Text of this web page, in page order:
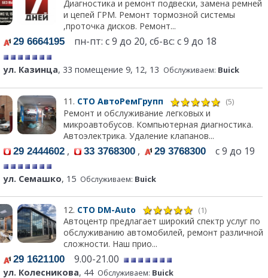
Диагностика и ремонт подвески, замена ремней
и цепей ГРМ. Ремонт тормозной системы
,проточка дисков. Ремонт...
29 6664195 пн-пт: с 9 до 20, сб-вс: с 9 до 18
ул. Казинца, 33 помещение 9, 12, 13 Обслуживаем: Buick
11. СТО АвтоРемГрупп (5)
Ремонт и обслуживание легковых и
микроавтобусов. Компьютерная диагностика.
Автоэлектрика. Удаление клапанов...
29 2444602 , 33 3768300 , 29 3768300 с 9 до 19
ул. Семашко, 15 Обслуживаем: Buick
12. СТО DM-Auto (1)
Автоцентр предлагает широкий спектр услуг по
обслуживанию автомобилей, ремонт различной
сложности. Наш прио...
29 1621100 9.00-21.00
ул. Колесникова, 44 Обслуживаем: Buick